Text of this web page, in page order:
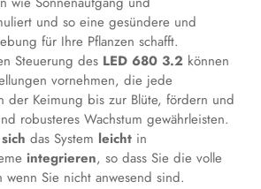
und so eine gesündere und
für Ihre Pflanzen schafft.
Steuerung des LED 680 3.2 können
vornehmen, die jede
der Keimung bis zur Blüte, fördern und
robusteres Wachstum gewährleisten.
das System leicht in
integrieren, so dass Sie die volle
wenn Sie nicht anwesend sind.